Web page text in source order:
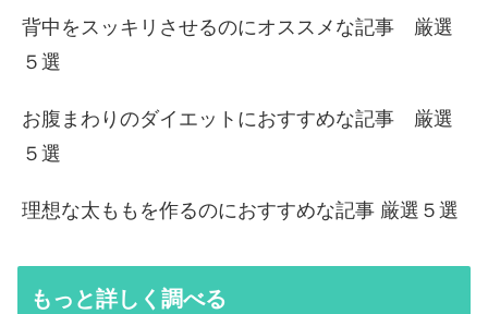
背中をスッキリさせるのにオススメな記事 厳選
５選
お腹まわりのダイエットにおすすめな記事 厳選
５選
理想な太ももを作るのにおすすめな記事 厳選５選
もっと詳しく調べる